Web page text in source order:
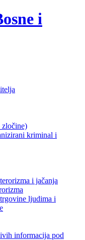
i
zločine)
kriminal i
i jačanja
ljudima i
informacija pod